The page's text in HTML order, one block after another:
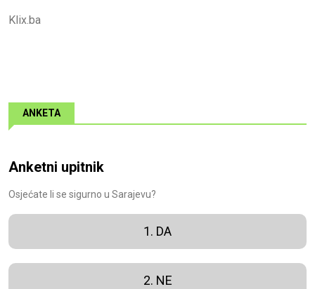
Klix.ba
ANKETA
Anketni upitnik
Osjećate li se sigurno u Sarajevu?
1. DA
2. NE